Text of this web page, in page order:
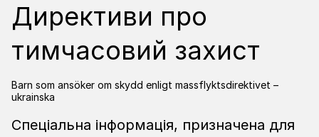
Директиви про
тимчасовий захист
Barn som ansöker om skydd enligt massflyktsdirektivet –
ukrainska
Спеціальна інформація, призначена для